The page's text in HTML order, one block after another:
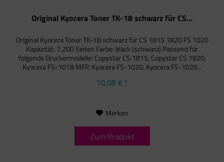
Original Kyocera Toner TK-18 schwarz für CS...
Original Kyocera Toner TK-18 schwarz für CS 1815 1820 FS 1020
Kapazität: 7.200 Seiten Farbe: black (schwarz) Passend für
folgende Druckermodelle: Copystar CS 1815, Copystar CS 1820,
Kyocera FS-1018 MFP, Kyocera FS-1020, Kyocera FS-1020...
10,08 € *
Merken
Zum Produkt